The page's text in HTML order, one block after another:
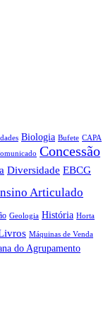
Biologia Bufete CAPA
Concessão
Diversidade EBCG
Articulado
Geologia História Horta
Máquinas de Venda
do Agrupamento